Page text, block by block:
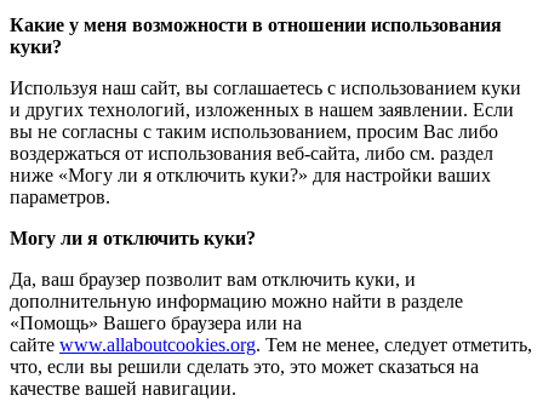
Какие у меня возможности в отношении использования
куки?
Используя наш сайт, вы соглашаетесь с использованием куки
и других технологий, изложенных в нашем заявлении. Если
вы не согласны с таким использованием, просим Вас либо
воздержаться от использования веб-сайта, либо см. раздел
ниже «Могу ли я отключить куки?» для настройки ваших
параметров.
Могу ли я отключить куки?
Да, ваш браузер позволит вам отключить куки, и
дополнительную информацию можно найти в разделе
«Помощь» Вашего браузера или на
сайте www.allaboutcookies.org. Тем не менее, следует отметить,
что, если вы решили сделать это, это может сказаться на
качестве вашей навигации.